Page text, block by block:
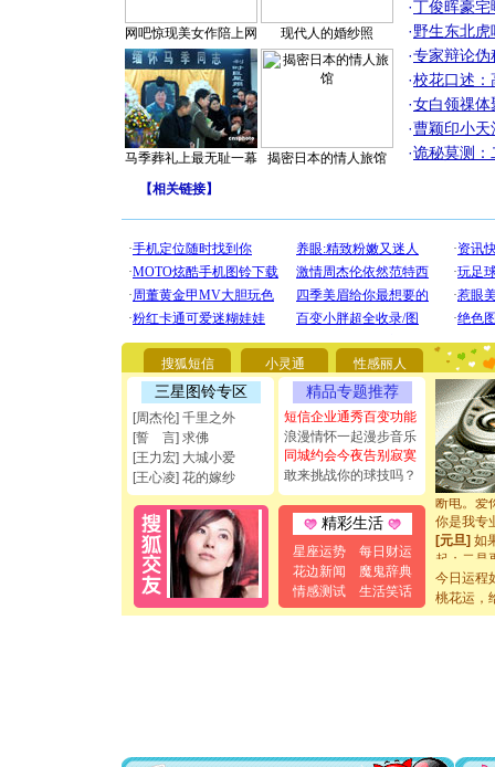
网吧惊现美女作陪上网 现代人的婚纱照
马季葬礼上最无耻一幕 揭密日本的情人旅馆
·丁俊晖豪
·野生东北
·专家辩论伪
·校花口述：
·女白领祼体
·曹颖印小天
·诡秘莫测：
【相关链接】
搜狐短信 小灵通 性感丽人
三星图铃专区
[周杰伦] 千里之外
[誓 言] 求佛
[王力宏] 大城小爱
[王心凌] 花的嫁纱
精品专题推荐
短信企业通秀百变功能
浪漫情怀一起漫步音乐
同城约会今夜告别寂寞
敢来挑战你的球技吗？
精彩生活
星座运势
每日财运
花边新闻
魔鬼辞典
情感测试
生活笑话
[圣诞节]
你太多，
要平安
[圣诞节]
能正大光
都要快乐
[圣诞节]
如意,快
[元旦]看
断电。爱
你是我专
[元旦]如
起；二是
离。水晶
[元旦]当
泣，这痛
[圣诞节]
今日运程
桃花运，